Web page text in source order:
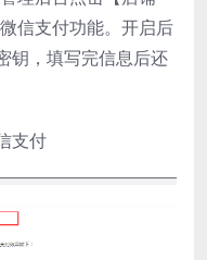
信支付功能。开启后
钥，填写完信息后还
支付